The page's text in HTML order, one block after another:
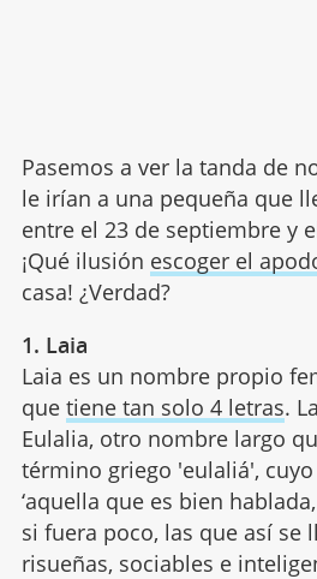
Pasemos a ver la tanda de
le irían a una pequeña que
entre el 23 de septiembre y
¡Qué ilusión escoger el
casa! ¿Verdad?
1. Laia
Laia es un nombre propio
que tiene tan solo 4 letras.
Eulalia, otro nombre largo
término griego 'eulaliá',
‘aquella que es bien
si fuera poco, las que así se
risueñas, sociables e